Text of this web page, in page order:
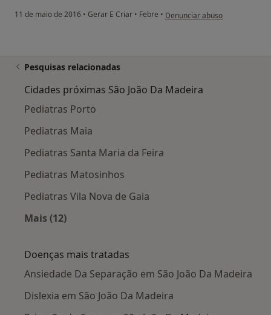
11 de maio de 2016 • Gerar E Criar • Febre • na opinião do utilizador
Denunciar abuso
Pesquisas relacionadas
Cidades próximas São João Da Madeira
Pediatras Porto
Pediatras Maia
Pediatras Santa Maria da Feira
Pediatras Matosinhos
Pediatras Vila Nova de Gaia
Mais (12)
Doenças mais tratadas
Ansiedade Da Separação em São João Da Madeira
Dislexia em São João Da Madeira